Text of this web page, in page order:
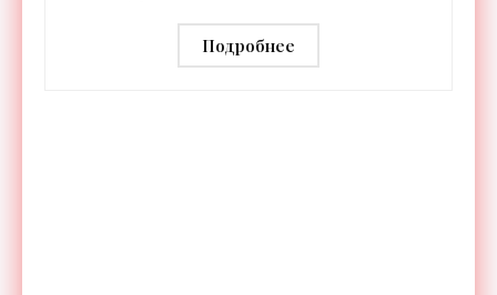
тренировки - «Гаджеты»
Подробнее